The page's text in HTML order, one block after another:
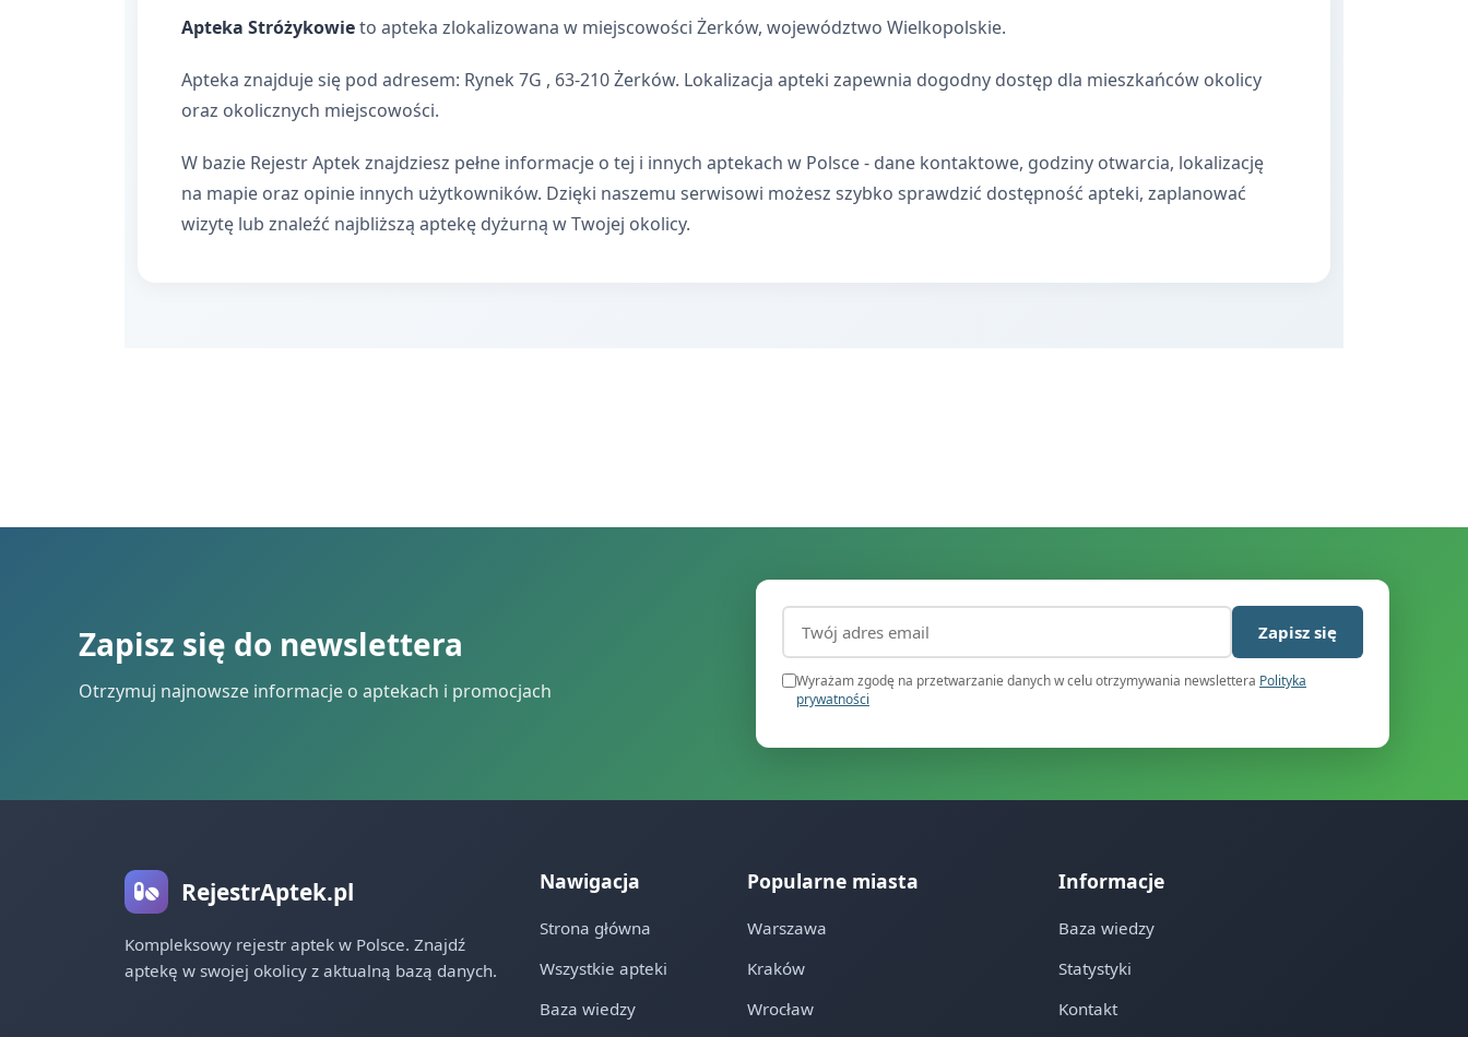
Apteka Stróżykowieto apteka zlokalizowana w miejscowości Żerków, województwo Wielkopolskie.
Apteka znajduje się pod adresem: Rynek 7G , 63-210 Żerków. Lokalizacja apteki zapewnia dogodny dostęp dla mieszkańców okolicy
oraz okolicznych miejscowości.
W bazie Rejestr Aptek znajdziesz pełne informacje o tej i innych aptekach w Polsce - dane kontaktowe, godziny otwarcia, lokalizację
na mapie oraz opinie innych użytkowników. Dzięki naszemu serwisowi możesz szybko sprawdzić dostępność apteki, zaplanować
wizytę lub znaleźć najbliższą aptekę dyżurną w Twojej okolicy.
Zapisz się do newslettera
Otrzymuj najnowsze informacje o aptekach i promocjach
Adres email (wymagany)
Zapisz się
Wyrażam zgodę na przetwarzanie danych w celu otrzymywania newslettera Polityka
prywatności
RejestrAptek.pl
Kompleksowy rejestr aptek w Polsce. Znajdź
aptekę w swojej okolicy z aktualną bazą danych.
Nawigacja
Strona główna
Wszystkie apteki
Baza wiedzy
Popularne miasta
Warszawa
Kraków
Wrocław
Informacje
Baza wiedzy
Statystyki
Kontakt